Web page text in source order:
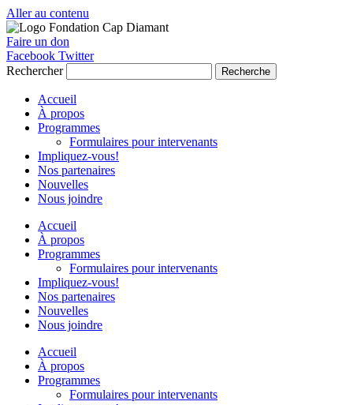
Aller au contenu
Faire un don
Facebook Twitter
Rechercher
Recherche
Accueil
À propos
Programmes
Formulaires pour intervenants
Impliquez-vous!
Nos partenaires
Nouvelles
Nous joindre
Accueil
À propos
Programmes
Formulaires pour intervenants
Impliquez-vous!
Nos partenaires
Nouvelles
Nous joindre
Accueil
À propos
Programmes
Formulaires pour intervenants